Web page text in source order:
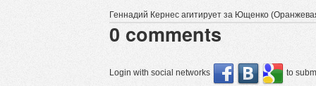
Геннадий Кернес агитирует за Ющенко
0 comments
Login with social networks to